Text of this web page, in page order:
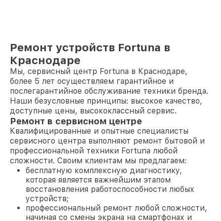
Ремонт устройств Fortuna в
Краснодаре
Мы, сервисный центр Fortuna в Краснодаре,
более 5 лет осуществляем гарантийное и
послегарантийное обслуживание техники бренда.
Наши безусловные принципы: высокое качество,
доступные цены, высококлассный сервис.
Ремонт в сервисном центре
Квалифицированные и опытные специалисты
сервисного центра выполняют ремонт бытовой и
профессиональной техники Fortuna любой
сложности. Своим клиентам мы предлагаем:
бесплатную комплексную диагностику,
которая является важнейшим этапом
восстановления работоспособности любых
устройств;
профессиональный ремонт любой сложности,
начиная со смены экрана на смартфонах и